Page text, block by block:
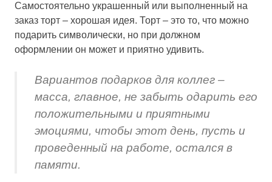
Самостоятельно украшенный или выполненный на
заказ торт – хорошая идея. Торт – это то, что можно
подарить символически, но при должном
оформлении он может и приятно удивить.
Вариантов подарков для коллег –
масса, главное, не забыть одарить его
положительными и приятными
эмоциями, чтобы этот день, пусть и
проведенный на работе, остался в
памяти.